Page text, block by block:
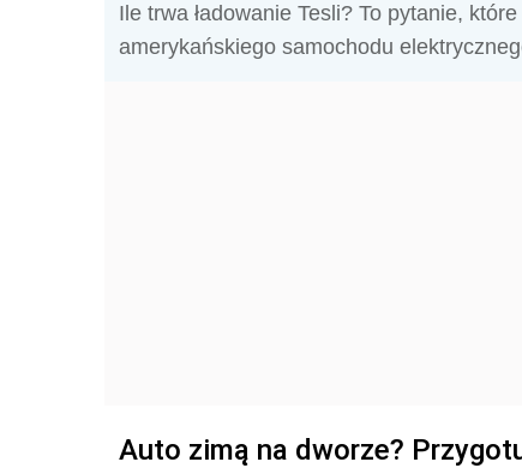
Ile trwa ładowanie Tesli? To pytanie,
amerykańskiego samochodu
Auto zimą na dworze?